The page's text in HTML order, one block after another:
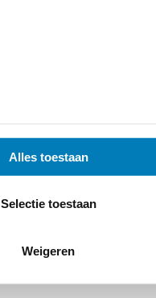
Alles toestaan
Selectie toestaan
Weigeren